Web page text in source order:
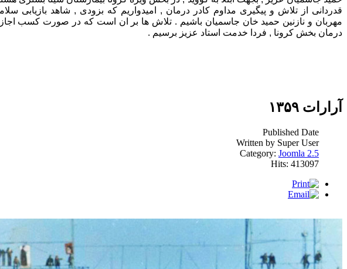
قدردانی از تلاش و پیگیری مداوم کادر درمان , امیدواریم که بزودی , شاهد بازیابی
مهربان و نازنین حمید خان جاسمیان باشیم . تلاش ها بر ان است که در صورت کسب اجازه
درمان بخش کرونا , فردا خدمت استاد عزیز برسیم .
آرارات ۱۳۵۹
Published Date
Written by Super User
Category: Joomla 2.5
Hits: 413097